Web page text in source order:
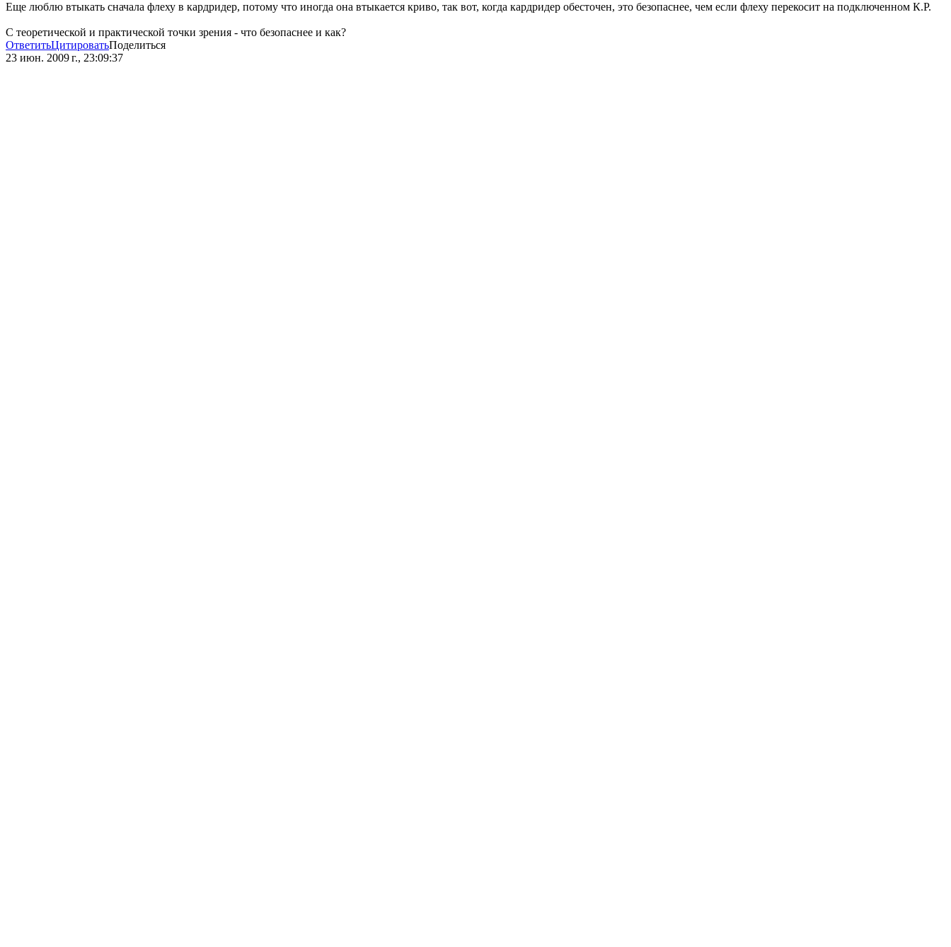
Еще люблю втыкать сначала флеху в кардридер, потому что иногда она втыкается криво, так вот, когда кардридер обесточен, это безопаснее, чем если флеху перекосит на подключенном К.Р.
С теоретической и практической точки зрения - что безопаснее и как?
ОтветитьЦитироватьПоделиться
23 июн. 2009 г., 23:09:37